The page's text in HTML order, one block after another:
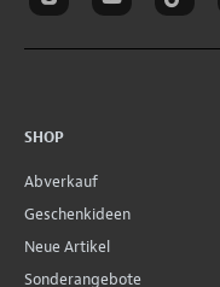
SHOP
Abverkauf
Geschenkideen
Neue Artikel
Sonderangebote